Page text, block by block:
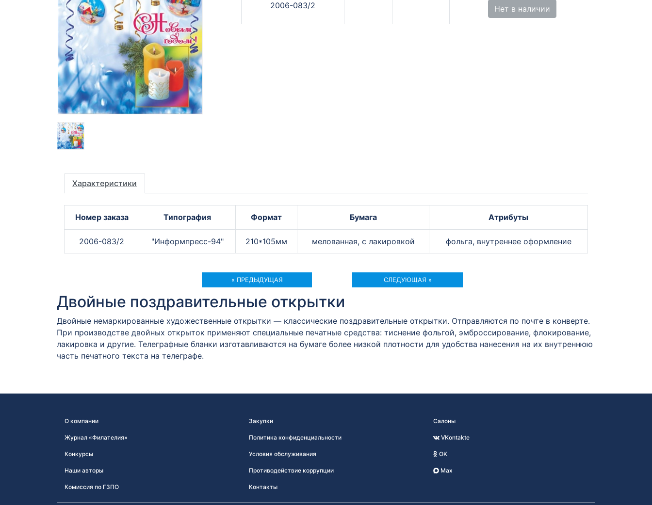
2006-083/2 Нет в наличии
Характеристики
Номер заказа Типография Формат Бумага Атрибуты
2006-083/2 "Информпресс-94" 210*105мм мелованная, с лакировкой фольга, внутреннее оформление
« ПРЕДЫДУЩАЯ СЛЕДУЮЩАЯ »
Двойные поздравительные открытки
Двойные немаркированные художественные открытки — классические поздравительные открытки. Отправляются по почте в конверте.
При производстве двойных открыток применяют специальные печатные средства: тиснение фольгой, эмброссирование, флокирование,
лакировка и другие. Телеграфные бланки изготавливаются на бумаге более низкой плотности для удобства нанесения на их внутреннюю
часть печатного текста на телеграфе.
О компании
Журнал «Филателия»
Конкурсы
Наши авторы
Комиссия по ГЗПО
Закупки
Политика конфиденциальности
Условия обслуживания
Противодействие коррупции
Контакты
Салоны
VKontakte
OK
Max